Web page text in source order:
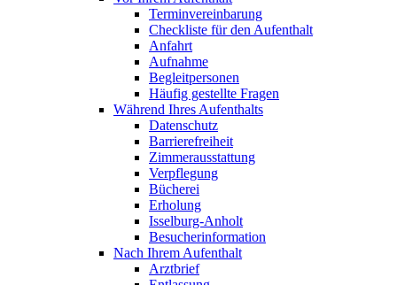
Terminvereinbarung
Checkliste für den Aufenthalt
Anfahrt
Aufnahme
Begleitpersonen
Häufig gestellte Fragen
Während Ihres Aufenthalts
Datenschutz
Barrierefreiheit
Zimmerausstattung
Verpflegung
Bücherei
Erholung
Isselburg-Anholt
Besucherinformation
Nach Ihrem Aufenthalt
Arztbrief